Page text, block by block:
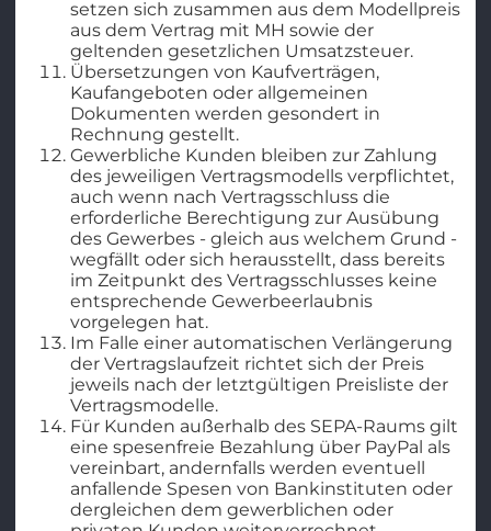
setzen sich zusammen aus dem Modellpreis
aus dem Vertrag mit MH sowie der
geltenden gesetzlichen Umsatzsteuer.
Übersetzungen von Kaufverträgen,
Kaufangeboten oder allgemeinen
Dokumenten werden gesondert in
Rechnung gestellt.
Gewerbliche Kunden bleiben zur Zahlung
des jeweiligen Vertragsmodells verpflichtet,
auch wenn nach Vertragsschluss die
erforderliche Berechtigung zur Ausübung
des Gewerbes - gleich aus welchem Grund -
wegfällt oder sich herausstellt, dass bereits
im Zeitpunkt des Vertragsschlusses keine
entsprechende Gewerbeerlaubnis
vorgelegen hat.
Im Falle einer automatischen Verlängerung
der Vertragslaufzeit richtet sich der Preis
jeweils nach der letztgültigen Preisliste der
Vertragsmodelle.
Für Kunden außerhalb des SEPA-Raums gilt
eine spesenfreie Bezahlung über PayPal als
vereinbart, andernfalls werden eventuell
anfallende Spesen von Bankinstituten oder
dergleichen dem gewerblichen oder